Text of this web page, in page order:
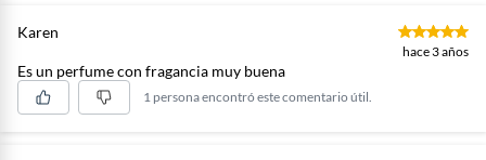
Karen
hace 3 años
Es un perfume con fragancia muy buena
1 persona encontró este comentario útil.